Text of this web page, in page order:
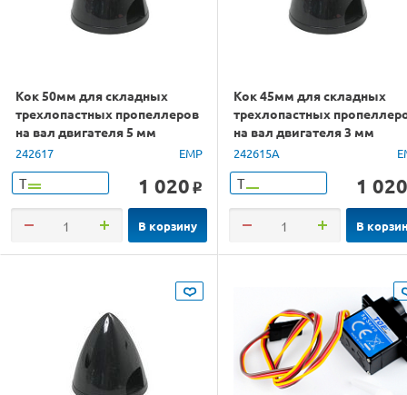
Кок 50мм для складных
трехлопастных пропеллеров
на вал двигателя 5 мм
242617 EMP
Т 1 020 o
В корзину
Кок 45мм для складных
трехлопастных
на вал двигателя 3 мм
242615A
Т 1 020
В